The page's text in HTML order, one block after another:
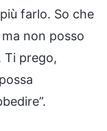
farlo. So che
non posso
Ti prego,